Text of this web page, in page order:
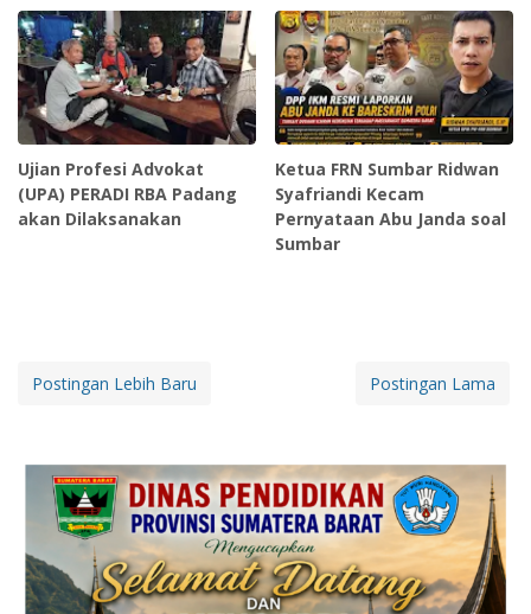
Ujian Profesi Advokat
(UPA) PERADI RBA Padang
akan Dilaksanakan
Ketua FRN Sumbar Ridwan
Syafriandi Kecam
Pernyataan Abu Janda soal
Sumbar
Postingan Lebih Baru Postingan Lama